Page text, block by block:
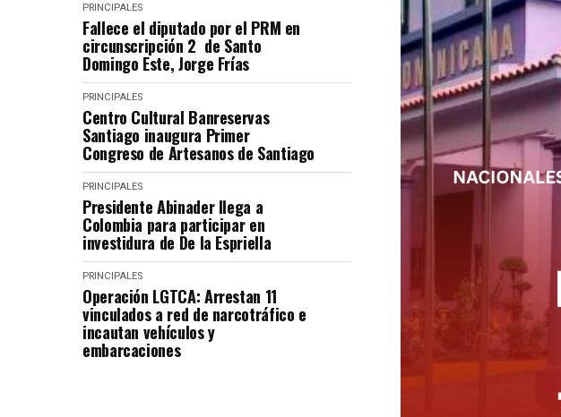
PRINCIPALES
Fallece el diputado por el PRM en
circunscripción 2 de Santo
Domingo Este, Jorge Frías
PRINCIPALES
Centro Cultural Banreservas
Santiago inaugura Primer
Congreso de Artesanos de Santiago
PRINCIPALES
Presidente Abinader llega a
Colombia para participar en
investidura de De la Espriella
PRINCIPALES
Operación LGTCA: Arrestan 11
vinculados a red de narcotráfico e
incautan vehículos y
embarcaciones